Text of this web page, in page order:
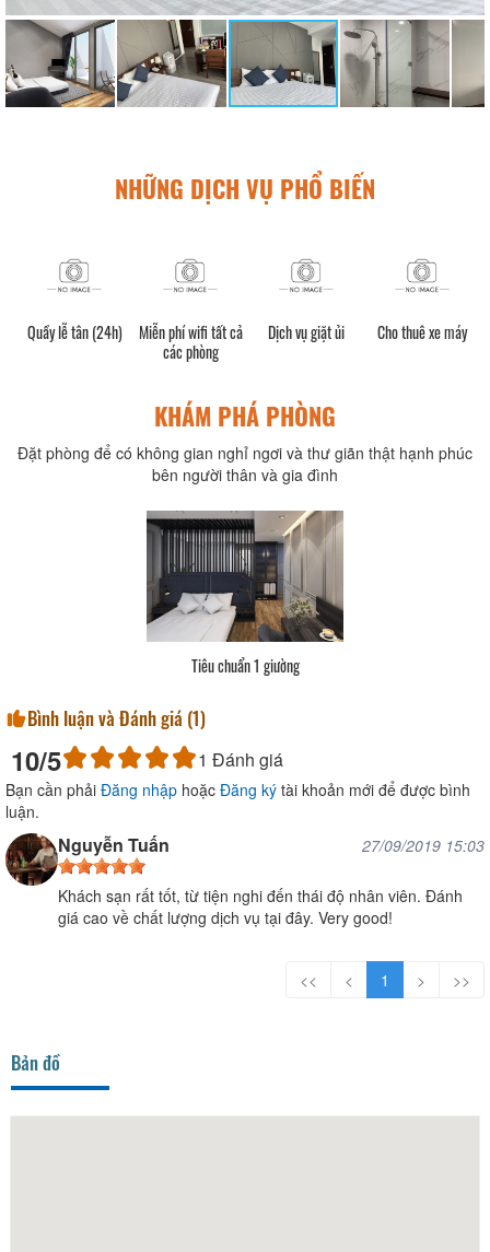
NHỮNG DỊCH VỤ PHỔ BIẾN
Quầy lễ tân (24h)
Miễn phí wifi tất cả
các phòng
Dịch vụ giặt ủi Cho thuê xe máy
KHÁM PHÁ PHÒNG
Đặt phòng để có không gian nghỉ ngơi và thư giãn thật hạnh phúc
bên người thân và gia đình
Tiêu chuẩn 1 giường
Bình luận và Đánh giá (1)
10/5 1 Đánh giá
Bạn cần phải Đăng nhập hoặc Đăng ký tài khoản mới để được bình
luận.
Nguyễn Tuấn 27/09/2019 15:03
Khách sạn rất tốt, từ tiện nghi đến thái độ nhân viên. Đánh
giá cao về chất lượng dịch vụ tại đây. Very good!
<< < 1 > >>
Bản đồ